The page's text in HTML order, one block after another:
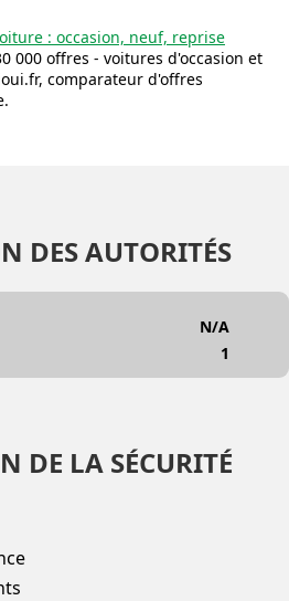
: occasion, neuf, reprise
000 offres - voitures d'occasion et
comparateur d'offres
DES AUTORITÉS
N/A
1
DE LA SÉCURITÉ